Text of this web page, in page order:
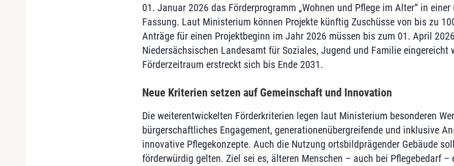
01. Januar 2026 das Förderprogramm „Wohnen und Pflege im Alter“ in einer
Fassung. Laut Ministerium können Projekte künftig Zuschüsse von bis zu
Anträge für einen Projektbeginn im Jahr 2026 müssen bis zum 01. April
Niedersächsischen Landesamt für Soziales, Jugend und Familie eingereicht
Förderzeitraum erstreckt sich bis Ende 2031.
Neue Kriterien setzen auf Gemeinschaft und Innovation
Die weiterentwickelten Förderkriterien legen laut Ministerium besonderen
bürgerschaftliches Engagement, generationenübergreifende und inklusive
innovative Pflegekonzepte. Auch die Nutzung ortsbildprägender Gebäude
förderwürdig gelten. Ziel sei es, älteren Menschen – auch bei Pflegebedarf